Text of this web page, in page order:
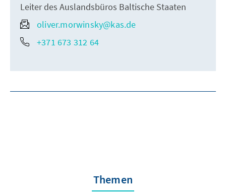
Leiter des Auslandsbüros Baltische Staaten
oliver.morwinsky@kas.de
+371 673 312 64
Themen